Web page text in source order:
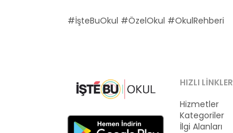
#İşteBuOkul #ÖzelOkul #OkulRehberi
HIZLI LINKLER
Hizmetler
Kategoriler
İlgi Alanları